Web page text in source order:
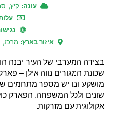
עונה: קיץ,
איזור בארץ: מרכז,
בצידה המערבי של העיר יבנה
שכונת המגורים נווה אילן –
מושקע ובו יש מספר מתחמים
שונים ולכל המשפחה. הפארק
אקולוגית עם מזרקות.